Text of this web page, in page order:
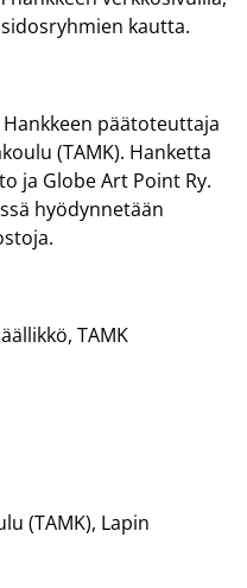
kautta.
Hankkeen päätoteuttaja
(TAMK). Hanketta
ja Globe Art Point Ry.
hyödynnetään
TAMK
(TAMK), Lapin